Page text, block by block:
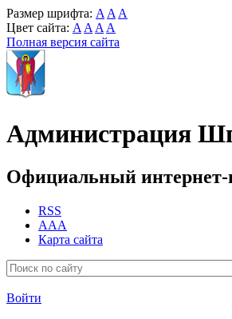
Размер шрифта: A A A
Цвет сайта: A A A A
Полная версия сайта
Администрация
Официальный интернет-
RSS
AAA
Карта сайта
Войти